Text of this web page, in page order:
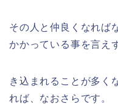
その人と仲良くなれば
かかっている事を言え
き込まれることが多く
れば、なおさらです。